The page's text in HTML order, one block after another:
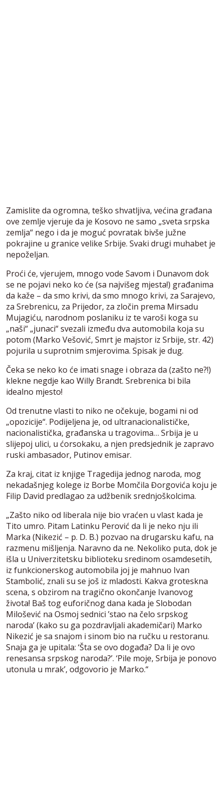
Zamislite da ogromna, teško shvatljiva, većina građana
ove zemlje vjeruje da je Kosovo ne samo „sveta srpska
zemlja“ nego i da je moguć povratak bivše južne
pokrajine u granice velike Srbije. Svaki drugi muhabet je
nepoželjan.
Proći će, vjerujem, mnogo vode Savom i Dunavom dok
se ne pojavi neko ko će (sa najvišeg mjesta!) građanima
da kaže – da smo krivi, da smo mnogo krivi, za Sarajevo,
za Srebrenicu, za Prijedor, za zločin prema Mirsadu
Mujagiću, narodnom poslaniku iz te varoši koga su
„naši“ „junaci“ svezali između dva automobila koja su
potom (Marko Vešović, Smrt je majstor iz Srbije, str. 42)
pojurila u suprotnim smjerovima. Spisak je dug.
Čeka se neko ko će imati snage i obraza da (zašto ne?!)
klekne negdje kao Willy Brandt. Srebrenica bi bila
idealno mjesto!
Od trenutne vlasti to niko ne očekuje, bogami ni od
„opozicije“. Podijeljena je, od ultranacionalističke,
nacionalistička, građanska u tragovima… Srbija je u
slijepoj ulici, u ćorsokaku, a njen predsjednik je zapravo
ruski ambasador, Putinov emisar.
Za kraj, citat iz knjige Tragedija jednog naroda, mog
nekadašnjeg kolege iz Borbe Momčila Đorgovića koju je
Filip David predlagao za udžbenik srednjoškolcima.
„Zašto niko od liberala nije bio vraćen u vlast kada je
Tito umro. Pitam Latinku Perović da li je neko nju ili
Marka (Nikezić – p. D. B.) pozvao na drugarsku kafu, na
razmenu mišljenja. Naravno da ne. Nekoliko puta, dok je
išla u Univerzitetsku biblioteku sredinom osamdesetih,
iz funkcionerskog automobila joj je mahnuo Ivan
Stambolić, znali su se još iz mladosti. Kakva groteskna
scena, s obzirom na tragično okončanje Ivanovog
života! Baš tog euforičnog dana kada je Slobodan
Milošević na Osmoj sednici ’stao na čelo srpskog
naroda’ (kako su ga pozdravljali akademičari) Marko
Nikezić je sa snajom i sinom bio na ručku u restoranu.
Snaja ga je upitala: ‘Šta se ovo događa? Da li je ovo
renesansa srpskog naroda?’. ‘Pile moje, Srbija je ponovo
utonula u mrak’, odgovorio je Marko.“